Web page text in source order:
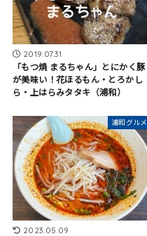
2019.07.31
「もつ焼 まるちゃん」とにかく豚
が美味い！花ほるもん・とろかし
ら・上はらみタタキ（浦和）
浦和グルメ
2023.05.09